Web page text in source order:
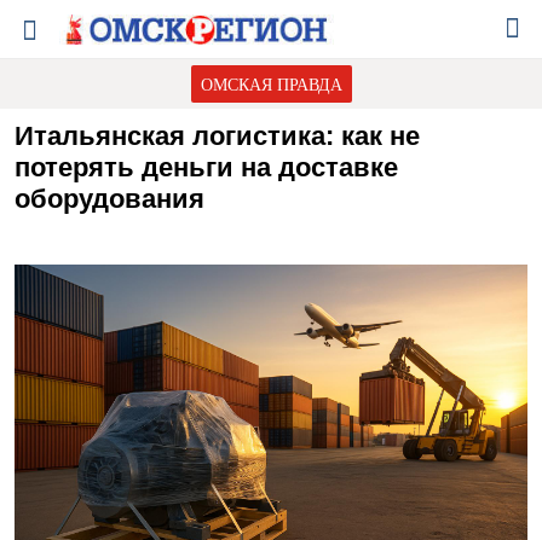
ОМСКАЯ ПРАВДА
Итальянская логистика: как не
потерять деньги на доставке
оборудования